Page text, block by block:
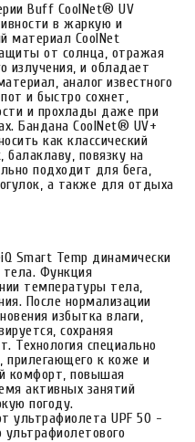
Buff CoolNet® UV
в жаркую и
материал CoolNet
от солнца, отражая
излучения, и обладает
аналог известного
и быстро сохнет,
и прохлады даже при
Бандана CoolNet® UV+
как классический
повязку на
подходит для бега,
а также для отдыха
Smart Temp динамически
тела. Функция
температуры тела,
После нормализации
избытка влаги,
сохраняя
Технология специально
прилегающего к коже и
комфорт, повышая
активных занятий
погоду.
ультрафиолета UPF 50 -